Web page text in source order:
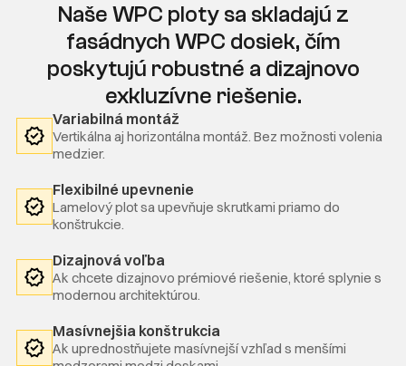
Naše WPC ploty sa skladajú z
fasádnych WPC dosiek, čím
poskytujú robustné a dizajnovo
exkluzívne riešenie.
Variabilná montáž
Vertikálna aj horizontálna montáž. Bez možnosti volenia
medzier.
Flexibilné upevnenie
Lamelový plot sa upevňuje skrutkami priamo do
konštrukcie.
Dizajnová voľba
Ak chcete dizajnovo prémiové riešenie, ktoré splynie s
modernou architektúrou.
Masívnejšia konštrukcia
Ak uprednostňujete masívnejší vzhľad s menšími